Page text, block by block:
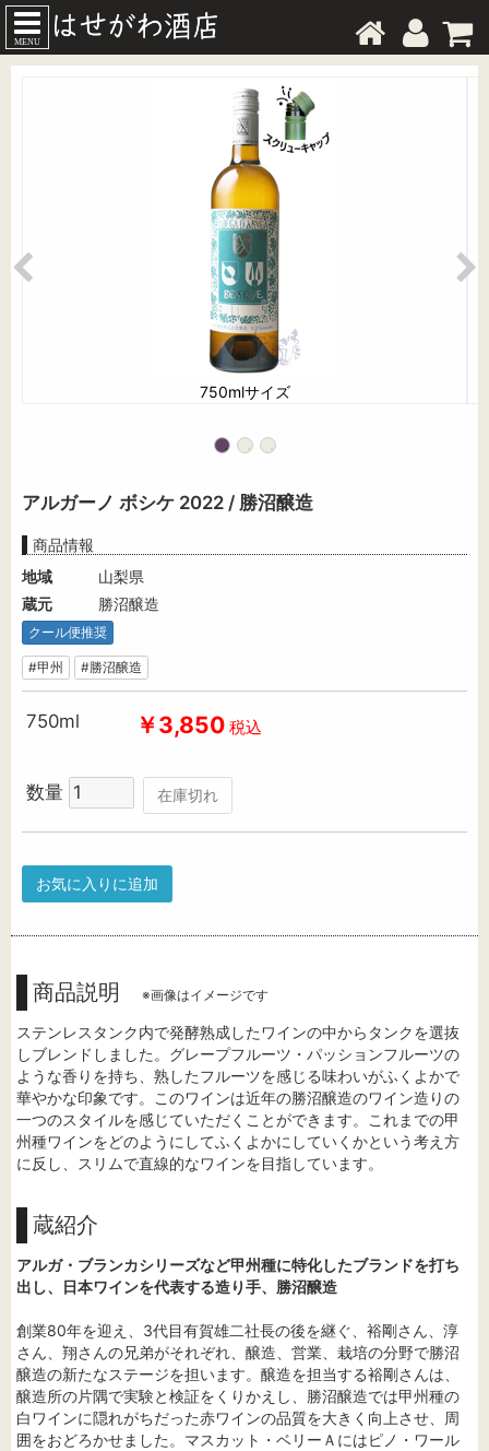
MENU
750mlサイズ
アルガーノ ボシケ 2022 / 勝沼醸造
商品情報
地域
山梨県
蔵元
勝沼醸造
クール便推奨
#甲州 #勝沼醸造
750ml ￥3,850 税込
数量 在庫切れ
お気に入りに追加
商品説明 ※画像はイメージです
ステンレスタンク内で発酵熟成したワインの中からタンクを選抜
しブレンドしました。グレープフルーツ・パッションフルーツの
ような香りを持ち、熟したフルーツを感じる味わいがふくよかで
華やかな印象です。このワインは近年の勝沼醸造のワイン造りの
一つのスタイルを感じていただくことができます。これまでの甲
州種ワインをどのようにしてふくよかにしていくかという考え方
に反し、スリムで直線的なワインを目指しています。
蔵紹介
アルガ・ブランカシリーズなど甲州種に特化したブランドを打ち
出し、日本ワインを代表する造り手、勝沼醸造
創業80年を迎え、3代目有賀雄二社長の後を継ぐ、裕剛さん、淳
さん、翔さんの兄弟がそれぞれ、醸造、営業、栽培の分野で勝沼
醸造の新たなステージを担います。醸造を担当する裕剛さんは、
醸造所の片隅で実験と検証をくりかえし、勝沼醸造では甲州種の
白ワインに隠れがちだった赤ワインの品質を大きく向上させ、周
囲をおどろかせました。マスカット・ベリーＡにはピノ・ワール